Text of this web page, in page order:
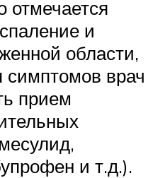
отмечается
и
области,
симптомов врач
прием
и т.д.).